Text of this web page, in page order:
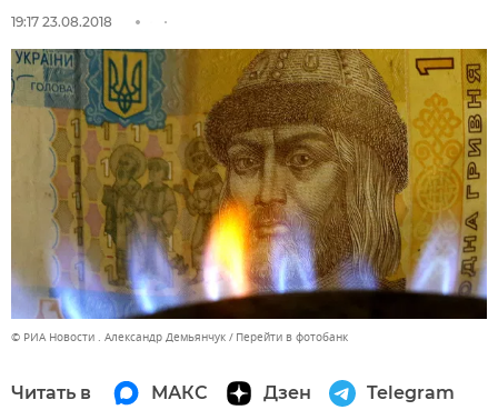
19:17 23.08.2018
© РИА Новости . Александр Демьянчук Перейти в фотобанк
Читать в МАКС Дзен Telegram